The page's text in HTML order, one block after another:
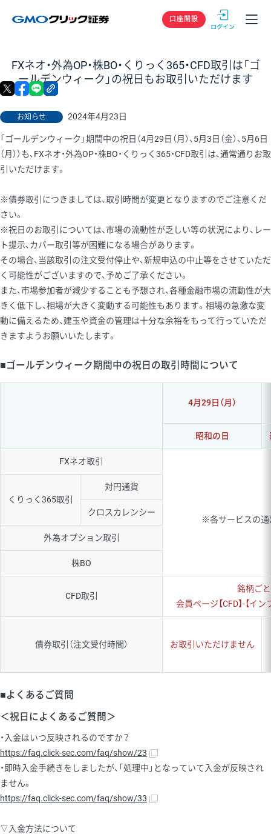
GMOクリック
口座開設
FXネオ・外為OP・株BO・くりっく365・CFD取引は「ゴ
ールデンウィーク」の祝日もお取引いただけます
お知らせ 2024年4月23日
X facebook
「ゴールデンウィーク」期間中の祝日（4月29日（月）、5月3日（金）、5月6日
（月））も、FXネオ・外為OP・株BO・くりっく365・CFD取引は、通常通りお取
引いただけます。
※債券取引につきましては、取引時間が変更となりますのでご注意くだ
さい。
※祝日のお取引については、市場の流動性が乏しい等の状況により、レー
ト提示、カバー取引等が困難になる場合があります。
その場合、当該取引の注文受付停止や、新規申込の中止等をさせていただ
く可能性がございますので、予めご了承ください。
また、市場参加者が減少することも予想され、各種金融市場の流動性が大
きく低下し、相場が大きく変動する可能性もあります。相場の急激な変
動に備えるため、建玉や資金の管理は十分な余裕をもって行っていただ
きますようお願いいたします。
■ゴールデンウィーク期間中の祝日の取引時間について
4月29日（月）
昭和の日
FXネオ取引
※各サービスの通
くりっく365取引
対円通貨
クロスカレンシー
外為オプション取引
株BO
CFD取引
銘柄ご
会員ページ【CFD】-【イ
債券取引（注文受付時間） お取引いただけません
■よくあるご質問
＜祝日によくあるご質問＞
・入金はいつ反映されるのですか？
https://faq.click-sec.com/faq/show/23
・即時入金手続きをしましたが、「処理中」となっていて入金が反映され
ません。
https://faq.click-sec.com/faq/show/33
▽入金方法について